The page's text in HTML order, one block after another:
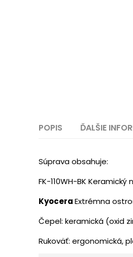
POPIS ĎALŠIE
Súprava obsahuje:
FK-110WH-BK
KyoceraExtrémna
Čepel: keramická (oxid
Rukoväť: ergonomická,